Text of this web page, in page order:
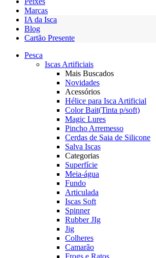
Marcas
IA da Isca
Blog
Cartão Presente
Pesca
Iscas Artificiais
Mais Buscados
Novidades
Acessórios
Hélice para Isca Artificial
Color Bait(Tinta p/soft)
Magic Lures
Pincho Arremesso
Cerdas de Saia de Silicone
Salva Iscas
Categorias
Superfície
Meia-água
Fundo
Articulada
Iscas Soft
Spinner
Rubber JIg
Jig
Colheres
Camarão
Frogs e Ratos